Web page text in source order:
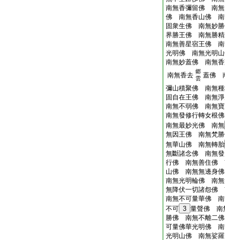
南無香彌留佛 南
佛 南無香山佛 南
固衆生佛 南無妙
界勝王佛 南無勝
南無善星宿王佛
光明佛 南無光明
南無妙蓋佛 南無
南無香去 郷
雲 蓋佛
彌山積聚佛 南無
固自在王佛 南無
南無不弱佛 南無
南無發修行轉女根
南無最妙光佛 南無
無因王佛 南無梵
無華山佛 南無轉胎
無斷諸念佛 南無
行佛 南無善住佛
山佛 南無無邊身
南無光明輪佛 南
無降伏一切諸怨佛
南無不可量華佛
不可 3 量聲佛 南
勝佛 南無不離二
可量佛華光明佛
光明山佛 南無娑